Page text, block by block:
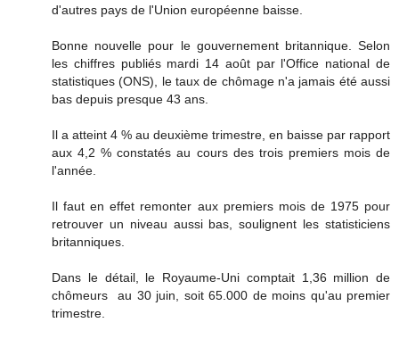
d'autres pays de l'Union européenne baisse.
Bonne nouvelle pour le gouvernement britannique. Selon
les chiffres publiés mardi 14 août par l'Office national de
statistiques (ONS), le taux de chômage n'a jamais été aussi
bas depuis presque 43 ans.
Il a atteint 4 % au deuxième trimestre, en baisse par rapport
aux 4,2 % constatés au cours des trois premiers mois de
l'année.
Il faut en effet remonter aux premiers mois de 1975 pour
retrouver un niveau aussi bas, soulignent les statisticiens
britanniques.
Dans le détail, le Royaume-Uni comptait 1,36 million de
chômeurs au 30 juin, soit 65.000 de moins qu'au premier
trimestre.